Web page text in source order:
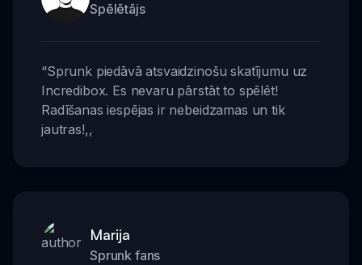
Spēlētājs
“Sprunk piedāvā atsvaidzinošu skatījumu uz
Incredibox. Es nevaru pārstāt to spēlēt!
Radīšanas iespējas ir nebeidzamas un tik
jautras!,,
Marija
Sprunk fans